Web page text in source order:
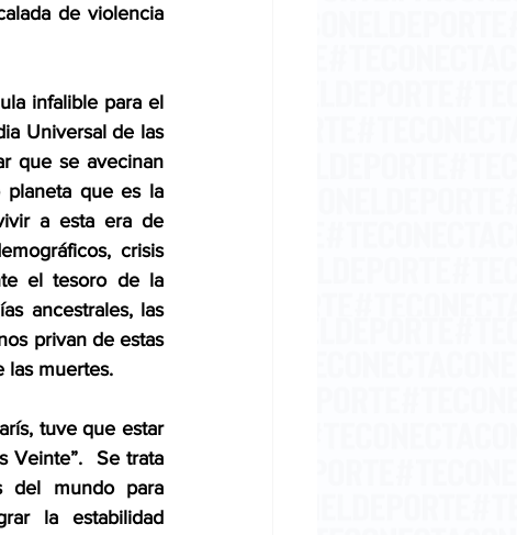
de violencia
infalible para el
Universal de las
que se avecinan
planeta que es la
a esta era de
crisis
el tesoro de la
ancestrales, las
privan de estas
las muertes.
tuve que estar
Veinte”.  Se trata
del mundo para
la estabilidad